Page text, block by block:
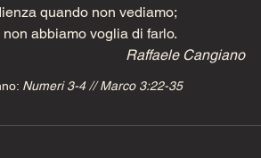
quando non vediamo;
abbiamo voglia di farlo.
Raffaele Cangiano
Numeri 3-4 // Marco 3:22-35